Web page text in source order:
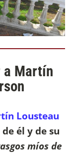
a Martín
Lousteau
él y de su
míos de